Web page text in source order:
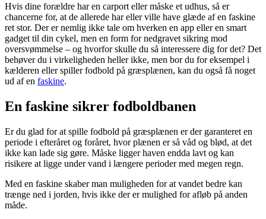
Hvis dine forældre har en carport eller måske et udhus, så er
chancerne for, at de allerede har eller ville have glæde af en faskine
ret stor. Der er nemlig ikke tale om hverken en app eller en smart
gadget til din cykel, men en form for nedgravet sikring mod
oversvømmelse – og hvorfor skulle du så interessere dig for det? Det
behøver du i virkeligheden heller ikke, men bor du for eksempel i
kælderen eller spiller fodbold på græsplænen, kan du også få noget
ud af en faskine.
En faskine sikrer fodboldbanen
Er du glad for at spille fodbold på græsplænen er der garanteret en
periode i efteråret og foråret, hvor plænen er så våd og blød, at det
ikke kan lade sig gøre. Måske ligger haven endda lavt og kan
risikere at ligge under vand i længere perioder med megen regn.
Med en faskine skaber man muligheden for at vandet bedre kan
trænge ned i jorden, hvis ikke der er mulighed for afløb på anden
måde.